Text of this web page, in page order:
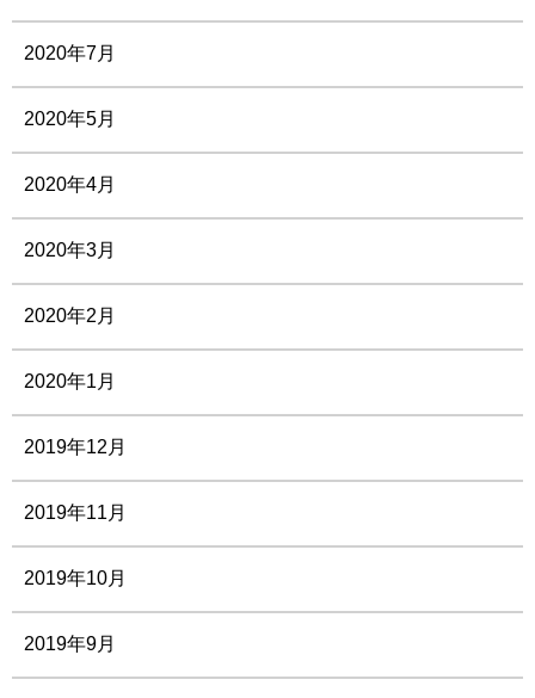
2020年7月
2020年5月
2020年4月
2020年3月
2020年2月
2020年1月
2019年12月
2019年11月
2019年10月
2019年9月